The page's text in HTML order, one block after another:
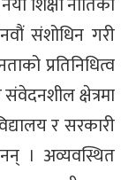
संशोधिन गरी
प्रतिनिधित्व
क्षेत्रमा
र सरकारी
। अव्यवस्थित